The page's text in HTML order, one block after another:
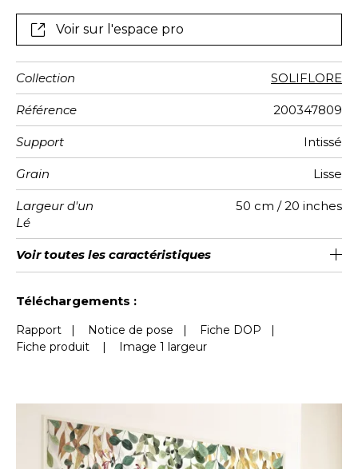
Voir sur l'espace pro
Collection SOLIFLORE
Référence 200347809
Support Intissé
Grain Lisse
Largeur d'un
Lé
50 cm / 20 inches
Hauteur 310 cm / 122 inches
Largeur
Totale
300 cm / 118 inches
Raccord Raccord droit
Nombre de
lés
6
Poids g/m² 147
Entretien Lavable
Pose colle Encollage du mur
Dépose Arrachage à sec
Norme COV A+
ASTME84 Class A
Norme
euroclass
B s1 d0
Voir toutes les caractéristiques
Téléchargements :
Rapport | Notice de pose | Fiche DOP |
Fiche produit
| Image 1 largeur